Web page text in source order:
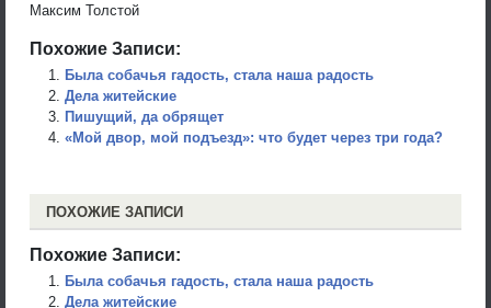
Максим Толстой
Похожие Записи:
Была собачья гадость, стала наша радость
Дела житейские
Пишущий, да обрящет
«Мой двор, мой подъезд»: что будет через три года?
ПОХОЖИЕ ЗАПИСИ
Похожие Записи:
Была собачья гадость, стала наша радость
Дела житейские